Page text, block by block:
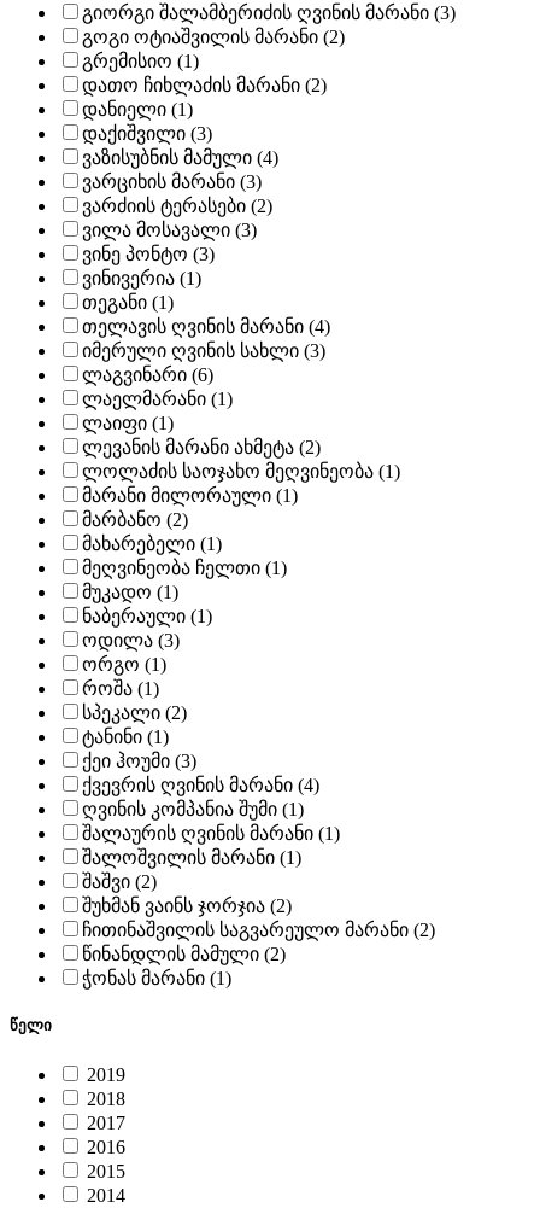
გიორგი შალამბერიძის ღვინის მარანი (3)
გოგი ოტიაშვილის მარანი (2)
გრემისიო (1)
დათო ჩიხლაძის მარანი (2)
დანიელი (1)
დაქიშვილი (3)
ვაზისუბნის მამული (4)
ვარციხის მარანი (3)
ვარძიის ტერასები (2)
ვილა მოსავალი (3)
ვინე პონტო (3)
ვინივერია (1)
თეგანი (1)
თელავის ღვინის მარანი (4)
იმერული ღვინის სახლი (3)
ლაგვინარი (6)
ლაელმარანი (1)
ლაიფი (1)
ლევანის მარანი ახმეტა (2)
ლოლაძის საოჯახო მეღვინეობა (1)
მარანი მილორაული (1)
მარბანო (2)
მახარებელი (1)
მეღვინეობა ჩელთი (1)
მუკადო (1)
ნაბერაული (1)
ოდილა (3)
ორგო (1)
როშა (1)
სპეკალი (2)
ტანინი (1)
ქეი ჰოუმი (3)
ქვევრის ღვინის მარანი (4)
ღვინის კომპანია შუმი (1)
შალაურის ღვინის მარანი (1)
შალოშვილის მარანი (1)
შაშვი (2)
შუხმან ვაინს ჯორჯია (2)
ჩითინაშვილის საგვარეულო მარანი (2)
წინანდლის მამული (2)
ჭონას მარანი (1)
წელი
2019
2018
2017
2016
2015
2014